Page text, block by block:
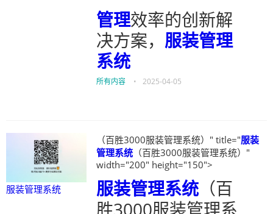
管理效率的创新解
决方案， 服装管理
系统
所有内容 • 2025-04-05
服装管理系统
（百胜3000服装管理系统）" title="服装
管理系统 （百胜3000服装管理系统）"
width="200" height="150">
服装管理系统 （百
胜3000服装管理系